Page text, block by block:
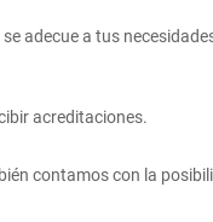
adecue a tus
acreditaciones.
contamos con la